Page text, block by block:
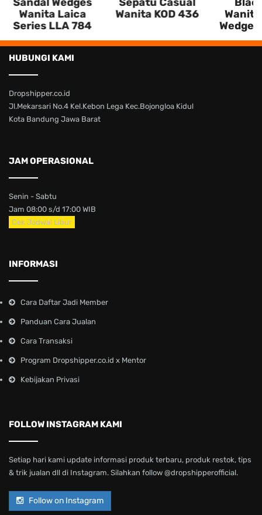
Wanita Laica
Series LLA 784
Wanita KOD 436
Wedges
HUBUNGI KAMI
Dropshipper.co.id
Jl.Mekarsari No.4 Kel.Kebon Lega Kec.Bojongloa Kidul
Kota Bandung Jawa Barat
JAM OPERASIONAL
Senin - Sabtu
Jam 08:00 s/d 17:00 WIB
Cek Jadwal Libur
INFORMASI
Cara Daftar Jadi Member
Panduan Cara Jualan
Cara Transaksi
Program Dropshipper.co.id x Mentor
Kebijakan Privasi
FOLLOW INSTAGRAM KAMI
Setiap hari kami update informasi produk terbaru, produk restok, tips
& trik jualan dll di Instagram. Silahkan follow @dropshipperofficial.
Follow on Instagram